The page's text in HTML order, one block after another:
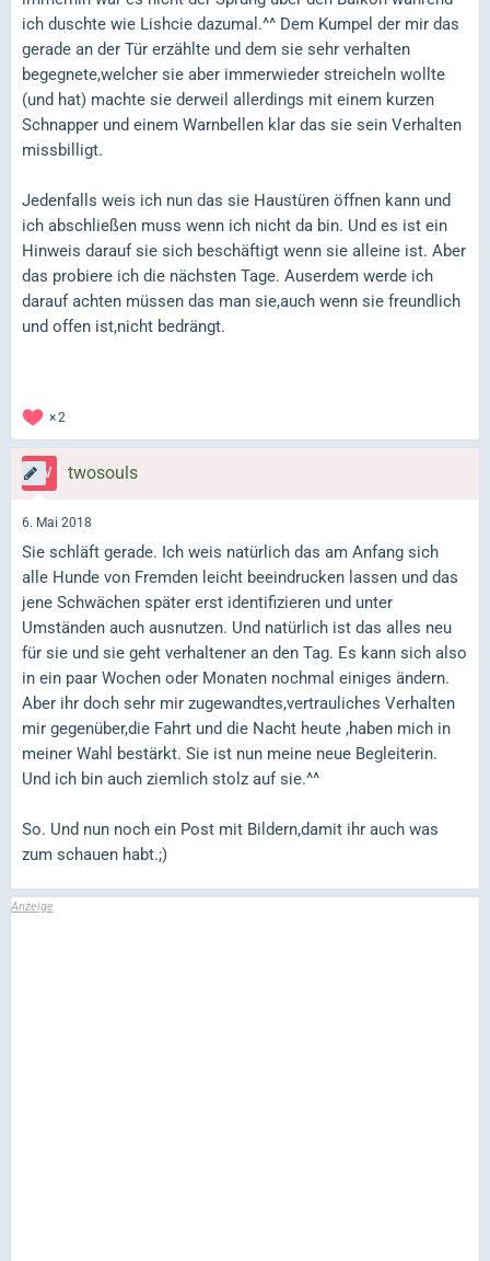
ich duschte wie Lishcie dazumal.^^ Dem Kumpel der mir das
gerade an der Tür erzählte und dem sie sehr verhalten
begegnete,welcher sie aber immerwieder streicheln wollte
(und hat) machte sie derweil allerdings mit einem kurzen
Schnapper und einem Warnbellen klar das sie sein Verhalten
missbilligt.
Jedenfalls weis ich nun das sie Haustüren öffnen kann und
ich abschließen muss wenn ich nicht da bin. Und es ist ein
Hinweis darauf sie sich beschäftigt wenn sie alleine ist. Aber
das probiere ich die nächsten Tage. Auserdem werde ich
darauf achten müssen das man sie,auch wenn sie freundlich
und offen ist,nicht bedrängt.
2
twosouls
6. Mai 2018
Sie schläft gerade. Ich weis natürlich das am Anfang sich
alle Hunde von Fremden leicht beeindrucken lassen und das
jene Schwächen später erst identifizieren und unter
Umständen auch ausnutzen. Und natürlich ist das alles neu
für sie und sie geht verhaltener an den Tag. Es kann sich also
in ein paar Wochen oder Monaten nochmal einiges ändern.
Aber ihr doch sehr mir zugewandtes,vertrauliches Verhalten
mir gegenüber,die Fahrt und die Nacht heute ,haben mich in
meiner Wahl bestärkt. Sie ist nun meine neue Begleiterin.
Und ich bin auch ziemlich stolz auf sie.^^
So. Und nun noch ein Post mit Bildern,damit ihr auch was
zum schauen habt.;)